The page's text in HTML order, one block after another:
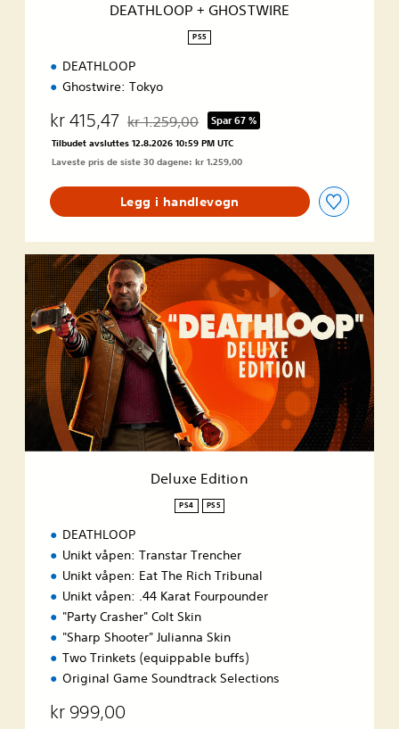
DEATHLOOP + GHOSTWIRE
PS5
DEATHLOOP
Ghostwire: Tokyo
kr 415,47 Nedsatt fra opprinnelig pris på kr 1.259,00
kr 1.259,00 Spar 67 %
Tilbudet avsluttes 12.8.2026 10:59 PM UTC
Laveste pris de siste 30 dagene: kr 1.259,00
Legg i handlevogn
D
e
l
u
x
e
E
d
i
o
Deluxe Edition
PS4 PS5
DEATHLOOP
Unikt våpen: Transtar Trencher
Unikt våpen: Eat The Rich Tribunal
Unikt våpen: .44 Karat Fourpounder
"Party Crasher" Colt Skin
"Sharp Shooter" Julianna Skin
Two Trinkets (equippable buffs)
Original Game Soundtrack Selections
kr 999,00